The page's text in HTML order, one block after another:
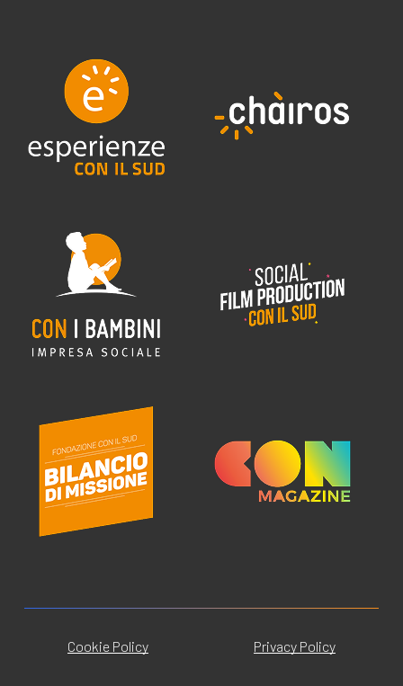
Cookie Policy Privacy Policy